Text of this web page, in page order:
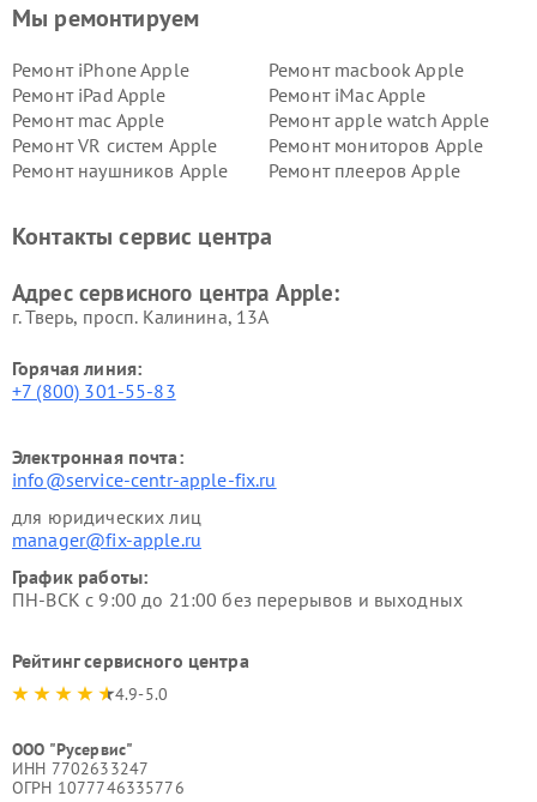
Мы ремонтируем
Ремонт iPhone Apple
Ремонт macbook Apple
Ремонт iPad Apple
Ремонт iMac Apple
Ремонт mac Apple
Ремонт apple watch Apple
Ремонт VR систем Apple
Ремонт мониторов Apple
Ремонт наушников Apple
Ремонт плееров Apple
Контакты сервис центра
Адрес сервисного центра Apple:
г. Тверь, просп. Калинина, 13А
Горячая линия:
+7 (800) 301-55-83
Электронная почта:
info@service-centr-apple-fix.ru
для юридических лиц
manager@fix-apple.ru
График работы:
ПН-ВСК с 9:00 до 21:00 без перерывов и выходных
Рейтинг сервисного центра
4.9-5.0
ООО "Русервис"
ИНН 7702633247
ОГРН 1077746335776